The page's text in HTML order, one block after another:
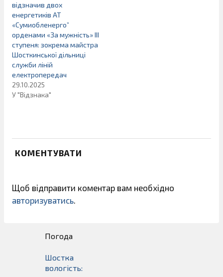
відзначив двох
енергетиків АТ
«Сумиобленерго”
орденами «За мужність» III
ступеня: зокрема майстра
Шосткинської дільниці
служби ліній
електропередач
29.10.2025
У "Відзнака"
КОМЕНТУВАТИ
Щоб відправити коментар вам необхідно
авторизуватись.
Погода
Шостка
вологість: